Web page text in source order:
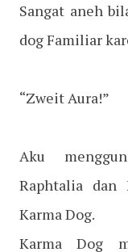
Sangat aneh
dog Familiar
“Zweit Aura!”
Aku
Raphtalia dan
Karma Dog.
Karma Dog